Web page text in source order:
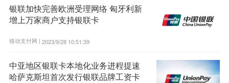
银联加快完善欧洲受理网络 匈牙利新
增上万家商户支持银联卡
移动支付网 | 2023/9/28 10:51:39
中亚地区银联卡本地化业务进程提速
哈萨克斯坦首次发行银联品牌工资卡